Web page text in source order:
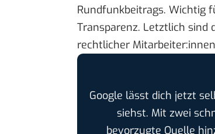
Rundfunkbeitrags. Wichtig
Transparenz. Letztlich sind
rechtlicher
Google lässt dich jetzt
siehst. Mit zwei
bevorzugte Quelle